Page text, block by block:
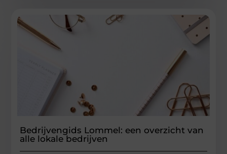
Bedrijvengids Lommel: een overzicht van
alle lokale bedrijven